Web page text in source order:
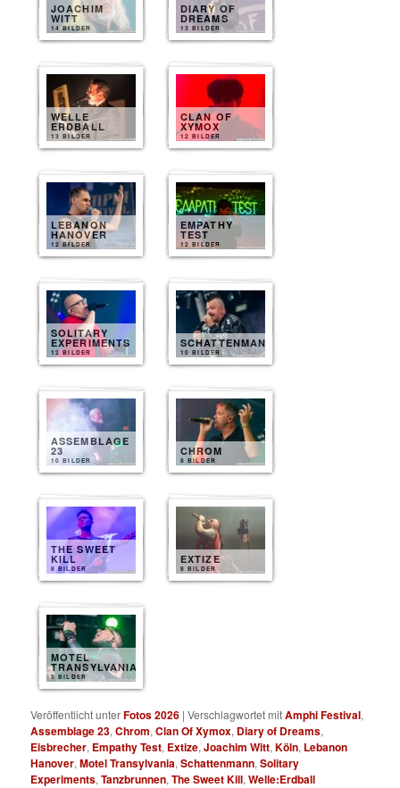
JOACHIM
WITT
14 BILDER
DIARY OF
DREAMS
13 BILDER
WELLE
ERDBALL
13 BILDER
CLAN OF
XYMOX
12 BILDER
LEBANON
HANOVER
12 BILDER
EMPATHY
TEST
12 BILDER
SOLITARY
EXPERIMENTS
12 BILDER
SCHATTENMANN
10 BILDER
ASSEMBLAGE
23
10 BILDER
CHROM
8 BILDER
THE SWEET
KILL
8 BILDER
EXTIZE
8 BILDER
MOTEL
TRANSYLVANIA
8 BILDER
Veröffentlicht unterFotos 2026 |Verschlagwortet mitAmphi Festival,
Assemblage 23,Chrom,Clan Of Xymox, Diary of Dreams,
Eisbrecher, Empathy Test, Extize,Joachim Witt,Köln, Lebanon
Hanover,Motel Transylvania,Schattenmann,Solitary
Experiments,Tanzbrunnen,The Sweet Kill,Welle:Erdball